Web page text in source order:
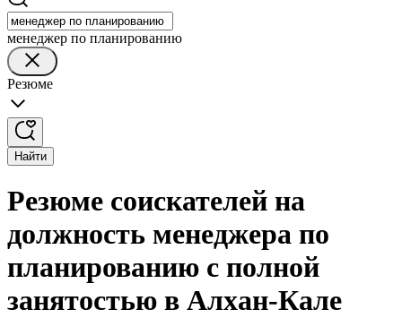
менеджер по планированию
Резюме
Найти
Резюме соискателей на
должность менеджера по
планированию с полной
занятостью в Алхан-Кале